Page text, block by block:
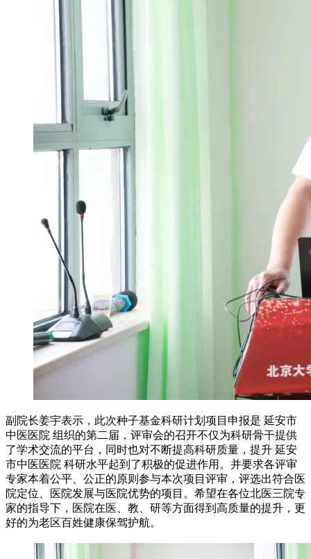
副院长姜宇表示，此次种子基金科研计划项目申报是 延安市
中医医院 组织的第二届，评审会的召开不仅为科研骨干提供
了学术交流的平台，同时也对不断提高科研质量，提升 延安
市中医医院 科研水平起到了积极的促进作用。并要求各评审
专家本着公平、公正的原则参与本次项目评审，评选出符合医
院定位、医院发展与医院优势的项目。希望在各位北医三院专
家的指导下，医院在医、教、研等方面得到高质量的提升，更
好的为老区百姓健康保驾护航。